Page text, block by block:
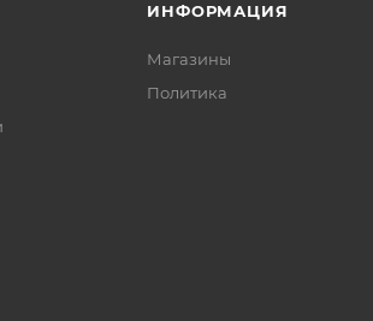
ИНФОРМАЦИЯ
Магазины
Политика